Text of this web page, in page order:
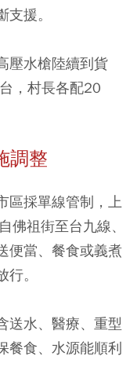
援。
壓水槍陸續到貨
，村長各配20
調整
區採單線管制，上
佛祖街至台九線、
便當、餐食或義煮
。
送水、醫療、重型
餐食、水源能順利